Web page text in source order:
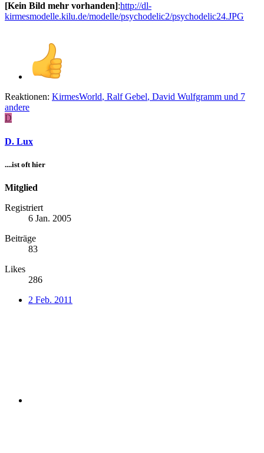
[Kein Bild mehr vorhanden]:http://dl-
kirmesmodelle.kilu.de/modelle/psychodelic2/psychodelic24.JPG
Reaktionen: KirmesWorld, Ralf Gebel, David Wulfgramm und 7
andere
D
D. Lux
....ist oft hier
Mitglied
Registriert
6 Jan. 2005
Beiträge
83
Likes
286
2 Feb. 2011